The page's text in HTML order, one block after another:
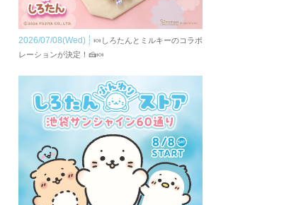
2026/07/08(Wed)
🍬しろたんとミルキーのコラボ
レーションが決定！🍰🍬